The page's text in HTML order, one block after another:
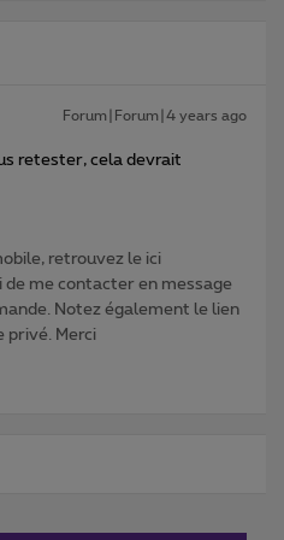
Forum|Forum|4 years ago
retester, cela devrait
retrouvez le ici
me contacter en message
Notez également le lien
privé. Merci